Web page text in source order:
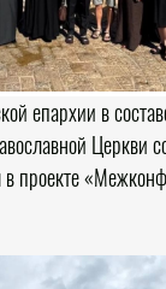
епархии в
Церкви
в проекте